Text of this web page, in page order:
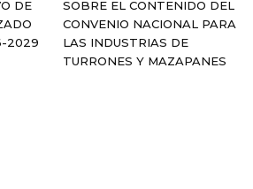
DE
2029
SOBRE EL CONTENIDO DEL
CONVENIO NACIONAL PARA
LAS INDUSTRIAS DE
TURRONES Y MAZAPANES